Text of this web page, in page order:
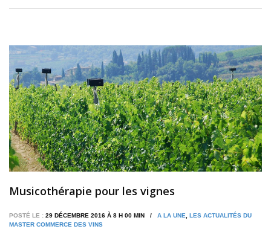
Musicothérapie pour les vignes
POSTÉ LE : 29 DÉCEMBRE 2016 À 8 H 00 MIN / A LA UNE, LES ACTUALITÉS DU
MASTER COMMERCE DES VINS